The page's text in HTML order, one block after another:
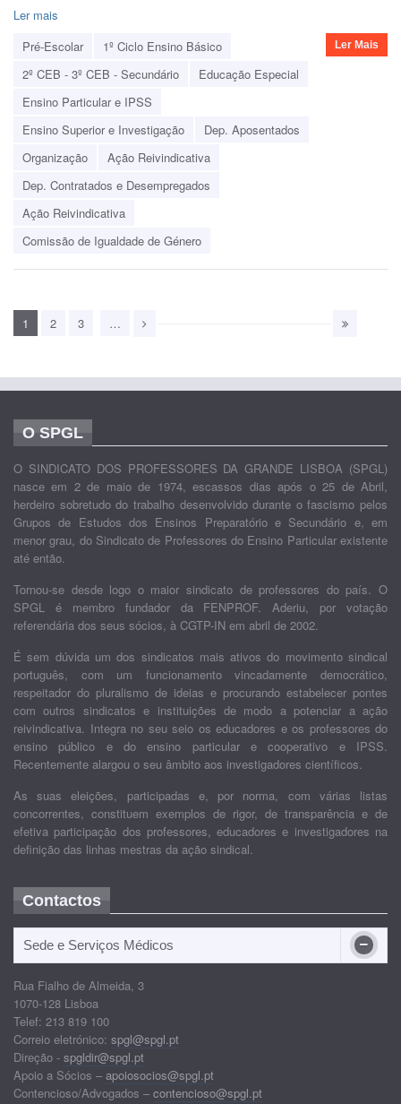
Ler mais
Pré-Escolar
1º Ciclo Ensino Básico
2º CEB - 3º CEB - Secundário
Educação Especial
Ensino Particular e IPSS
Ensino Superior e Investigação
Dep. Aposentados
Organização
Ação Reivindicativa
Dep. Contratados e Desempregados
Ação Reivindicativa
Comissão de Igualdade de Género
Ler Mais
1 2 3 …
O SPGL
O SINDICATO DOS PROFESSORES DA GRANDE LISBOA (SPGL)
nasce em 2 de maio de 1974, escassos dias após o 25 de Abril,
herdeiro sobretudo do trabalho desenvolvido durante o fascismo pelos
Grupos de Estudos dos Ensinos Preparatório e Secundário e, em
menor grau, do Sindicato de Professores do Ensino Particular existente
até então.
Tornou-se desde logo o maior sindicato de professores do país. O
SPGL é membro fundador da FENPROF. Aderiu, por votação
referendária dos seus sócios, à CGTP-IN em abril de 2002.
É sem dúvida um dos sindicatos mais ativos do movimento sindical
português, com um funcionamento vincadamente democrático,
respeitador do pluralismo de ideias e procurando estabelecer pontes
com outros sindicatos e instituições de modo a potenciar a ação
reivindicativa. Integra no seu seio os educadores e os professores do
ensino público e do ensino particular e cooperativo e IPSS.
Recentemente alargou o seu âmbito aos investigadores científicos.
As suas eleições, participadas e, por norma, com várias listas
concorrentes, constituem exemplos de rigor, de transparência e de
efetiva participação dos professores, educadores e investigadores na
definição das linhas mestras da ação sindical.
Contactos
Sede e Serviços Médicos
Rua Fialho de Almeida, 3
1070-128 Lisboa
Telef: 213 819 100
Correio eletrónico: spgl@spgl.pt
Direção - spgldir@spgl.pt
Apoio a Sócios – apoiosocios@spgl.pt
Contencioso/Advogados – contencioso@spgl.pt